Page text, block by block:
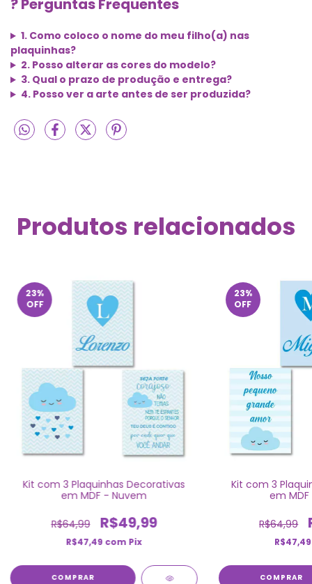
? Perguntas Frequentes
1. Como coloco o nome do meu filho(a) nas
plaquinhas?
2. Posso alterar as cores do modelo?
3. Qual o prazo de produção e entrega?
4. Posso ver a arte antes de ser produzida?
Produtos relacionados
23%
OFF
Kit com 3 Plaquinhas Decorativas
em MDF - Nuvem
R$64,99 R$49,99
R$47,49 com Pix
COMPRAR
23%
OFF
Kit com 3
em
R$64,99
COMPRAR